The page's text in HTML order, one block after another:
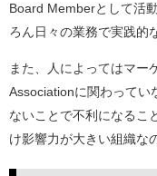
Board Memberとして活
ろん日々の業務で実践的
また、人によってはマー
Associationに関わってい
ないことで不利になるこ
け影響力が大きい組織な